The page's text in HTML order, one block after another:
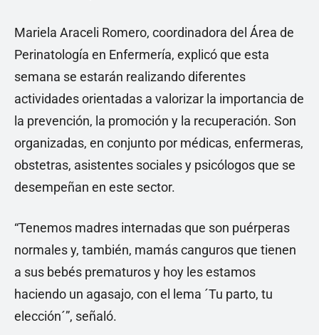
Mariela Araceli Romero, coordinadora del Área de
Perinatología en Enfermería, explicó que esta
semana se estarán realizando diferentes
actividades orientadas a valorizar la importancia de
la prevención, la promoción y la recuperación. Son
organizadas, en conjunto por médicas, enfermeras,
obstetras, asistentes sociales y psicólogos que se
desempeñan en este sector.
“Tenemos madres internadas que son puérperas
normales y, también, mamás canguros que tienen
a sus bebés prematuros y hoy les estamos
haciendo un agasajo, con el lema ´Tu parto, tu
elección´”, señaló.